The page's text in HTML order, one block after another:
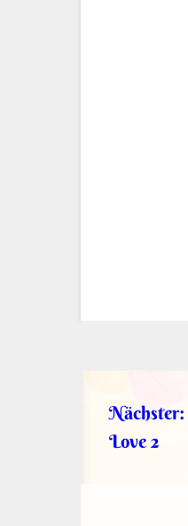
Nächster:
Love 2